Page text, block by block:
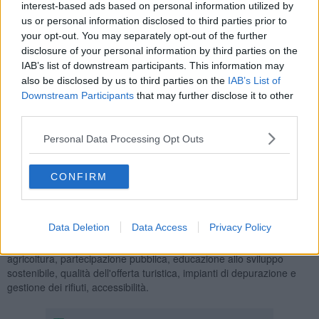
interest-based ads based on personal information utilized by
us or personal information disclosed to third parties prior to
your opt-out. You may separately opt-out of the further
disclosure of your personal information by third parties on the
IAB’s list of downstream participants. This information may
also be disclosed by us to third parties on the IAB’s List of
Downstream Participants that may further disclose it to other
Personal Data Processing Opt Outs
CONFIRM
Data Deletion Data Access Privacy Policy
I risultati delprogramma nazionale della Fee(Foundation for
Environmental Education, la stessa organizzazione che rilascia nel
mondo le Bandiera Blu per le località costiere) sono stati presentati
oggi a Roma, presso la sala convegni del Cnr.
rispetto ai 75 dello scorso anno. Il record è andato al Piemonte
ha ottenuto 22 Spighe Verdi. A seguire laCalabria(11 località
premiate) e poiMarcheeCampania
scorso anno occupava il terzo gradino del podio, scivola al sesto
posto anche dopoUmbria(8) e
indicatoricome corretto uso del suolo, presenza di
agricoltura, partecipazione pubblica, educazione allo sviluppo
sostenibile, qualità dell'offerta turistica, impianti di depurazione e
gestione dei rifiuti, accessibilità.